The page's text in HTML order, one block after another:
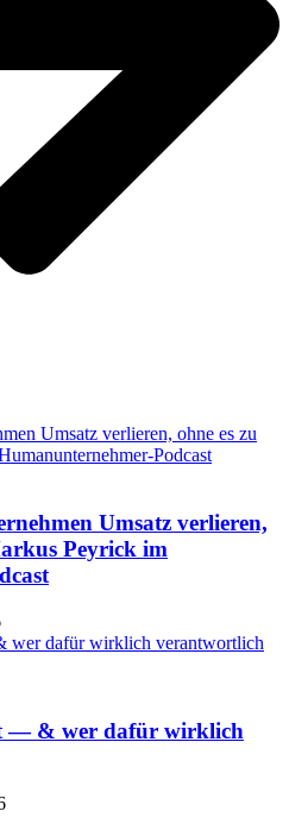
Umsatz verlieren,
Peyrick im
— & wer dafür wirklich